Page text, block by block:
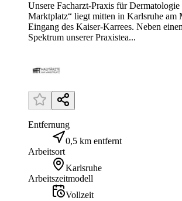
Unsere Facharzt-Praxis für Dermatologie
Marktplatz“ liegt mitten in Karlsruhe am
Eingang des Kaiser-Karrees. Neben
Spektrum unserer Praxistea...
Entfernung
0,5 km entfernt
Arbeitsort
Karlsruhe
Arbeitszeitmodell
Vollzeit